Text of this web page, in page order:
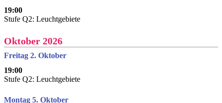
19:00
Stufe Q2: Leuchtgebiete
Oktober 2026
Freitag 2. Oktober
19:00
Stufe Q2: Leuchtgebiete
Montag 5. Oktober